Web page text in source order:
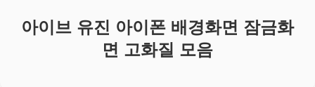
아이브 유진 아이폰 배경화면 잠금화
면 고화질 모음